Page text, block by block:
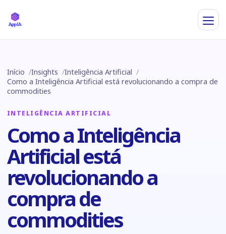
Início Insights
Inteligência Artificial
Como a Inteligência Artificial está revolucionando a compra de
commodities
INTELIGÊNCIA ARTIFICIAL
Como a Inteligência
Artificial está
revolucionando a
compra de
commodities